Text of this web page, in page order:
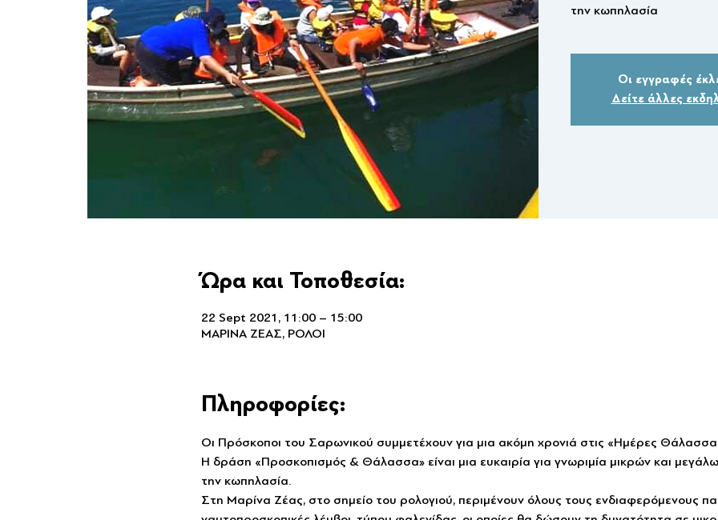
την κωπηλασία
Οι εγγραφές
Δείτε άλλες
Ώρα και Τοποθεσία:
22 Sept 2021, 11:00 – 15:00
ΜΑΡΙΝΑ ΖΕΑΣ, ΡΟΛΟΙ
Πληροφορίες:
Οι Πρόσκοποι του Σαρωνικού συμμετέχουν για μια ακόμη χρονιά στις «Ημέρες
Η δράση «Προσκοπισμός & Θάλασσα» είναι μια ευκαιρία για γνωριμία μικρών και
την κωπηλασία.
Στη Μαρίνα Ζέας, στο σημείο του ρολογιού, περιμένουν όλους τους ενδιαφερόμενους